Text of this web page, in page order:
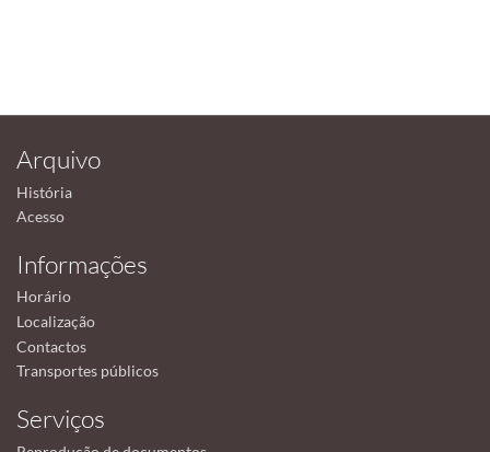
Arquivo
História
Acesso
Informações
Horário
Localização
Contactos
Transportes públicos
Serviços